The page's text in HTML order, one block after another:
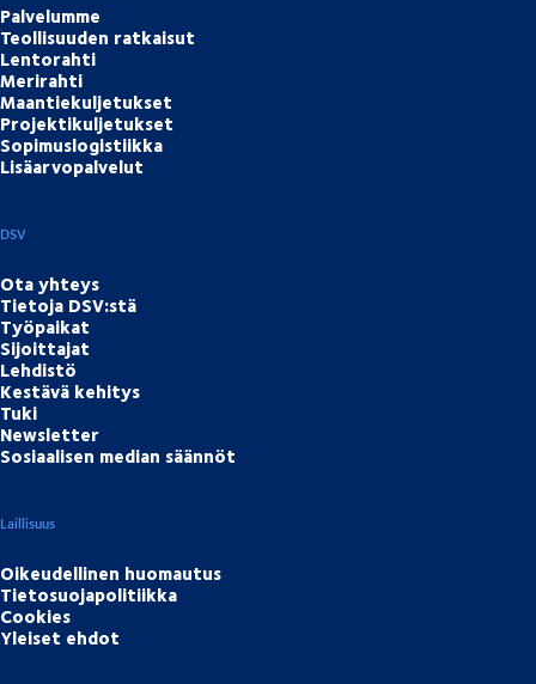
Palvelumme
Teollisuuden ratkaisut
Lentorahti
Merirahti
Maantiekuljetukset
Projektikuljetukset
Sopimuslogistiikka
Lisäarvopalvelut
DSV
Ota yhteys
Tietoja DSV:stä
Työpaikat
Sijoittajat
Lehdistö
Kestävä kehitys
Tuki
Newsletter
Sosiaalisen median säännöt
Laillisuus
Oikeudellinen huomautus
Tietosuojapolitiikka
Cookies
Yleiset ehdot